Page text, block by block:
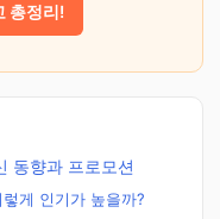
총정리!
동향과 프로모션
게 인기가 높을까?